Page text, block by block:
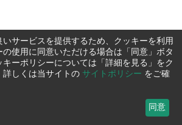
サービスを提供するため、クッキーを利用
の使用に同意いただける場合は「同意」ボタ
キーポリシーについては「詳細を見る」をク
詳しくは当サイトの サイトポリシー をご確
同意